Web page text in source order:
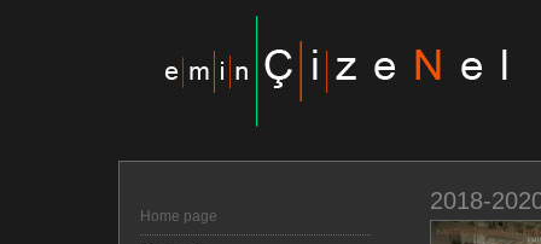
Home page
2018-